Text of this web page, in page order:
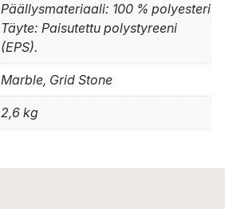
Päällysmateriaali: 100 % polyesteri
Täyte: Paisutettu polystyreeni
(EPS).
Marble, Grid Stone
2,6 kg